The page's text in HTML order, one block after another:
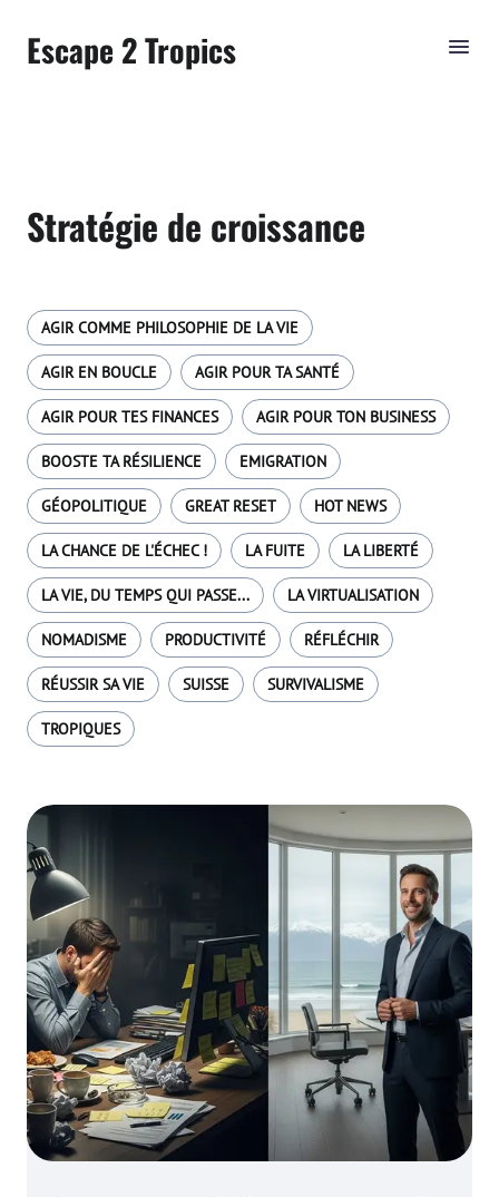
Escape 2 Tropics
Stratégie de croissance
AGIR COMME PHILOSOPHIE DE LA VIE
AGIR EN BOUCLE AGIR POUR TA SANTÉ
AGIR POUR TES FINANCES AGIR POUR TON BUSINESS
BOOSTE TA RÉSILIENCE EMIGRATION
GÉOPOLITIQUE GREAT RESET HOT NEWS
LA CHANCE DE L'ÉCHEC ! LA FUITE LA LIBERTÉ
LA VIE, DU TEMPS QUI PASSE... LA VIRTUALISATION
NOMADISME PRODUCTIVITÉ RÉFLÉCHIR
RÉUSSIR SA VIE SUISSE SURVIVALISME
TROPIQUES